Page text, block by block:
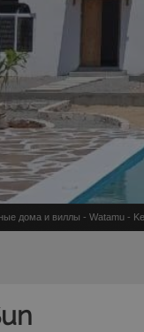
дома и виллы - Watamu -